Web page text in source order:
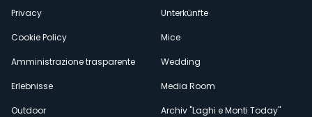
Privacy
Cookie Policy
Amministrazione trasparente
Erlebnisse
Outdoor
Unterkünfte
Mice
Wedding
Media Room
Archiv "Laghi e Monti Today"